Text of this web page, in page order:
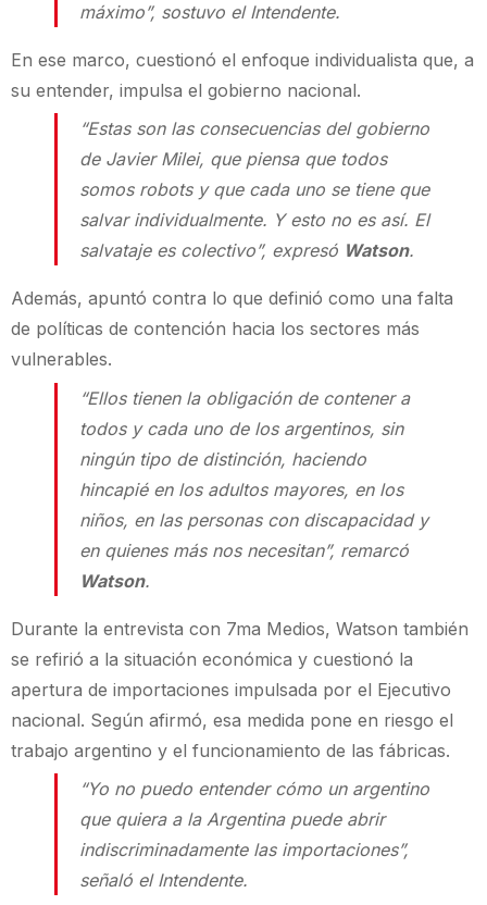
máximo”, sostuvo el Intendente.
En ese marco, cuestionó el enfoque individualista que, a
su entender, impulsa el gobierno nacional.
“Estas son las consecuencias del gobierno
de Javier Milei, que piensa que todos
somos robots y que cada uno se tiene que
salvar individualmente. Y esto no es así. El
salvataje es colectivo”, expresó Watson.
Además, apuntó contra lo que definió como una falta
de políticas de contención hacia los sectores más
vulnerables.
“Ellos tienen la obligación de contener a
todos y cada uno de los argentinos, sin
ningún tipo de distinción, haciendo
hincapié en los adultos mayores, en los
niños, en las personas con discapacidad y
en quienes más nos necesitan”, remarcó
Watson.
Durante la entrevista con 7ma Medios, Watson también
se refirió a la situación económica y cuestionó la
apertura de importaciones impulsada por el Ejecutivo
nacional. Según afirmó, esa medida pone en riesgo el
trabajo argentino y el funcionamiento de las fábricas.
“Yo no puedo entender cómo un argentino
que quiera a la Argentina puede abrir
indiscriminadamente las importaciones”,
señaló el Intendente.